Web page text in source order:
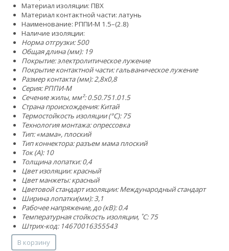
Материал изоляции: ПВХ
Материал контактной части: латунь
Наименование: РППИ-М 1.5–(2.8)
Наличие изоляции:
Норма отгрузки: 500
Общая длина (мм): 19
Покрытие: электролитическое лужение
Покрытие контактной части: гальваническое лужение
Размер контакта (мм): 2,8x0,8
Серия: РППИ-М
Сечение жилы, мм²:0.50.751.01.5
Страна происхождения: Китай
Термостойкость изоляции (°C): 75
Технология монтажа: опрессовка
Тип: «мама», плоский
Тип коннектора: разъем мама плоский
Ток (А): 10
Толщина лопатки: 0,4
Цвет изоляции: красный
Цвет манжеты: красный
Цветовой стандарт изоляции: Международный стандарт
Ширина лопатки(мм): 3,1
Рабочее напряжение, до (кВ): 0.4
Температурная стойкость изоляции, ˚С: 75
Штрих-код: 14670016355543
В корзину